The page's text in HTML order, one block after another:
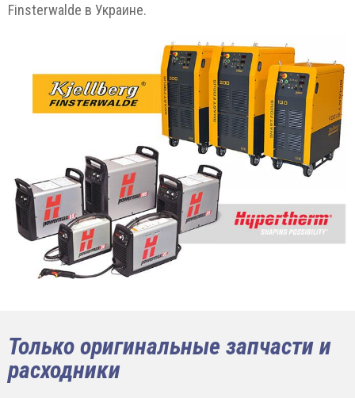
Finsterwalde в Украине.
Только оригинальные запчасти и
расходники